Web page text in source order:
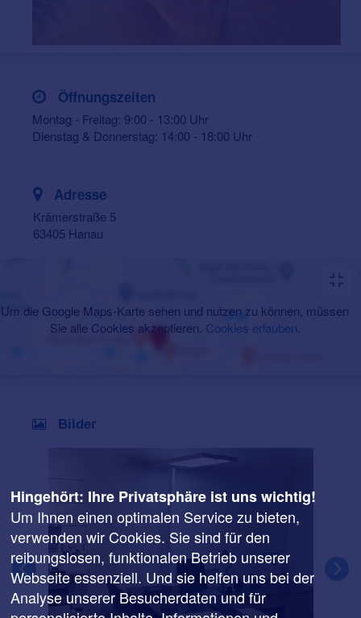
Öffnungszeiten
Montag - Freitag: 9:00 - 13:00 Uhr
Dienstag & Donnerstag: 14:00 - 18:00 Uhr
Adresse
Krämerstraße 5
63405 Hanau
Um die Google Maps-Karte sehen und nutzen zu können, müssen
Sie alle Cookies akzeptieren. Cookies erlauben
Bilder
Hingehört: Ihre Privatsphäre ist uns wichtig!
Um Ihnen einen optimalen Service zu bieten,
verwenden wir Cookies. Sie sind für den
reibungslosen, funktionalen Betrieb unserer
Webseite essenziell. Und sie helfen uns bei der
Analyse unserer Besucherdaten und für